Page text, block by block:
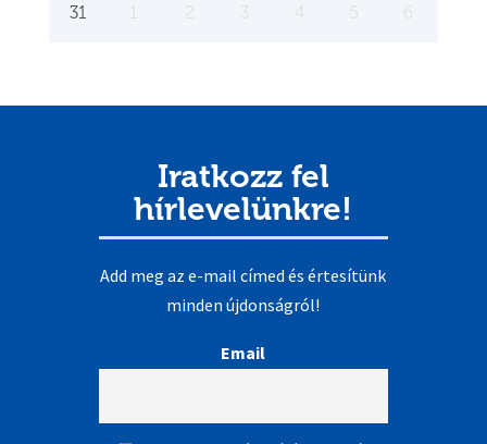
31
Iratkozz fel
hírlevelünkre!
Add meg az e-mail címed és értesítünk
minden újdonságról!
Email